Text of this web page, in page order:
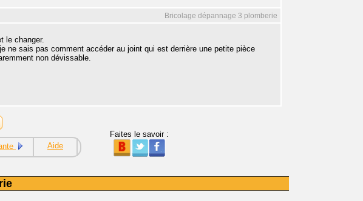
Bricolage dépannage 3 plomberie
le changer.
ne sais pas comment accéder au joint qui est derrière une petite pièce
non dévissable.
Aide
Faites le savoir :